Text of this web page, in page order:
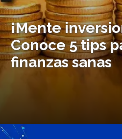
¡Mente
Conoce 5 tips
finanzas sanas
Imagen